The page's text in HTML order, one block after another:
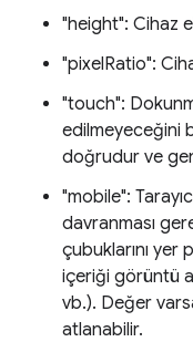
"height": Cihaz
"pixelRatio":
"touch":
edilmeyeceğini
doğrudur ve
"mobile":
davranması
çubuklarını yer
içeriği görüntü
vb.). Değer
atlanabilir.